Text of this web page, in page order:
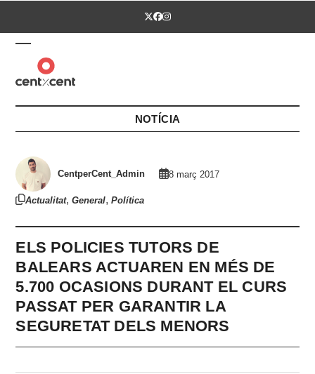
Twitter
Facebook
Instagram
Open
mobile
menu
Close
mobile
menu
NOTÍCIA
CentperCent_Admin 8 març 2017
Actualitat,General,Política
ELS POLICIES TUTORS DE
BALEARS ACTUAREN EN MÉS DE
5.700 OCASIONS DURANT EL CURS
PASSAT PER GARANTIR LA
SEGURETAT DELS MENORS